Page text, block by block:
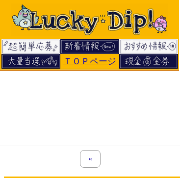
ＴＯＰページ
«